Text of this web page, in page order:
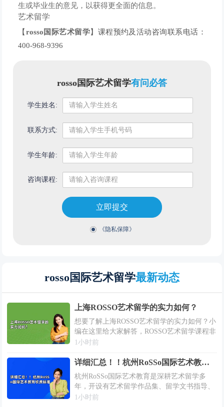
生或毕业生的意见，以获得更全面的信息。
艺术留学
【 rosso国际艺术留学】课程预约及活动咨询联系电话：
400-968-9396
rosso国际艺术留学有问必答
学生姓名:
联系方式:
学生年龄:
咨询课程:
立即提交
《隐私保障》
rosso国际艺术留学最新动态
上海ROSSO艺术留学的实力如何？
想要了解上海ROSSO艺术留学的实力如何？小
编在这里给大家解答，ROSSO艺术留学课程非
常出色！作为一家成立许久的艺术留学辅导机
标准。上海ROSSO艺术留学...
1小时前
详细汇总！！杭州RoSSo国际艺术教育收费标准
杭州RoSSo国际艺术教育是深耕艺术留学多
年，开设有艺术留学作品集、留学文书指导、
背景提升等主要艺术留学指导课程，还考虑到
1小时前